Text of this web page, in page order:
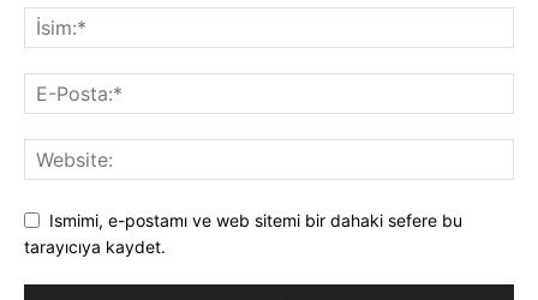
Ismimi, e-postamı ve web sitemi bir dahaki sefere bu
tarayıcıya kaydet.